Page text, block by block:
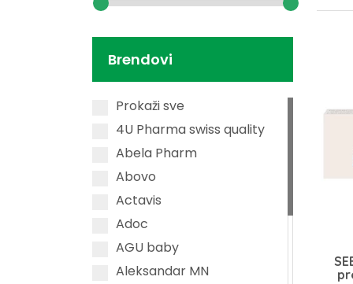
Brendovi
Prokaži sve
4U Pharma swiss quality
Abela Pharm
Abovo
Actavis
Adoc
AGU baby
Aleksandar MN